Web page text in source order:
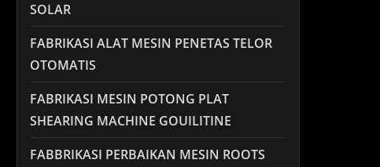
SOLAR
FABRIKASI ALAT MESIN PENETAS TELOR
OTOMATIS
FABRIKASI MESIN POTONG PLAT
SHEARING MACHINE GOUILITINE
FABBRIKASI PERBAIKAN MESIN ROOTS